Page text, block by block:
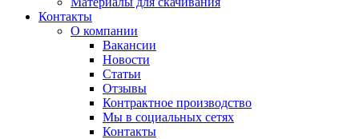
Контакты
О компании
Вакансии
Новости
Статьи
Отзывы
Контрактное производство
Мы в социальных сетях
Контакты